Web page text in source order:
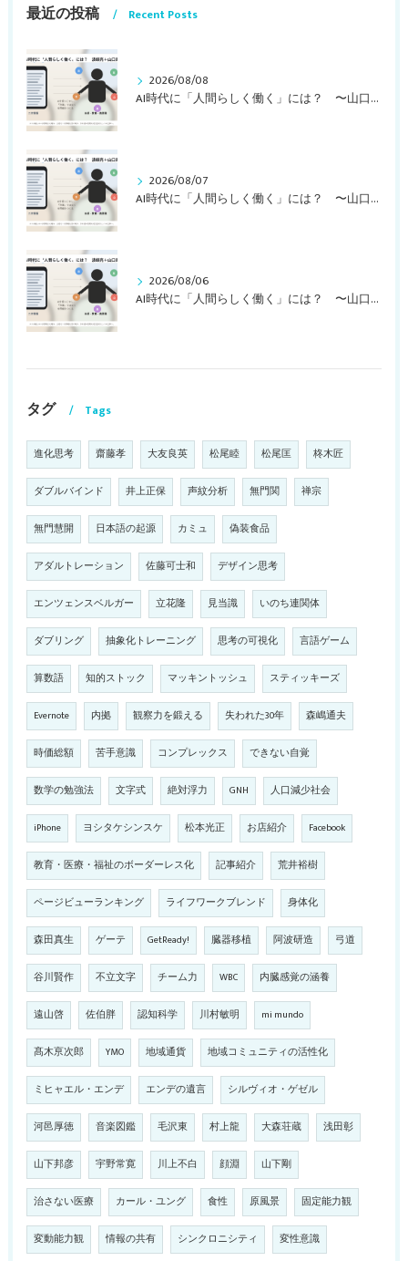
最近の投稿 Recent Posts
2026/08/08
AI時代に「人間らしく働く」には？ 〜山口周さんの対談動画・文字起こし（その２）〜
2026/08/07
AI時代に「人間らしく働く」には？ 〜山口周さんの対談動画・文字起こし（その１）〜
2026/08/06
AI時代に「人間らしく働く」には？ 〜山口周さんのインタビュー記事、動画より〜
タグ Tags
進化思考 齋藤孝 大友良英 松尾睦 松尾匡 柊木匠
ダブルバインド 井上正保 声紋分析 無門関 禅宗
無門慧開 日本語の起源 カミュ 偽装食品
アダルトレーション 佐藤可士和 デザイン思考
エンツェンスベルガー 立花隆 見当識 いのち連関体
ダブリング 抽象化トレーニング 思考の可視化 言語ゲーム
算数語 知的ストック マッキントッシュ スティッキーズ
Evernote 内拠 観察力を鍛える 失われた30年 森嶋通夫
時価総額 苦手意識 コンプレックス できない自覚
数学の勉強法 文字式 絶対浮力 GNH 人口減少社会
iPhone ヨシタケシンスケ 松本光正 お店紹介 Facebook
教育・医療・福祉のボーダーレス化 記事紹介 荒井裕樹
ページビューランキング ライフワークブレンド 身体化
森田真生 ゲーテ GetReady! 臓器移植 阿波研造 弓道
谷川賢作 不立文字 チーム力 WBC 内臓感覚の涵養
遠山啓 佐伯胖 認知科学 川村敏明 mi mundo
髙木亰次郎 YMO 地域通貨 地域コミュニティの活性化
ミヒャエル・エンデ エンデの遺言 シルヴィオ・ゲゼル
河邑厚徳 音楽図鑑 毛沢東 村上龍 大森荘蔵 浅田彰
山下邦彦 宇野常寛 川上不白 顔淵 山下剛
治さない医療 カール・ユング 食性 原風景 固定能力観
変動能力観 情報の共有 シンクロニシティ 変性意識